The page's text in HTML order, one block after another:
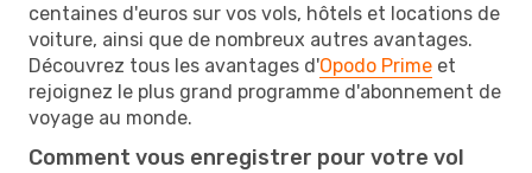
centaines d'euros sur vos vols, hôtels et locations de
voiture, ainsi que de nombreux autres avantages.
Découvrez tous les avantages d'Opodo Prime et
rejoignez le plus grand programme d'abonnement de
voyage au monde.
Comment vous enregistrer pour votre vol